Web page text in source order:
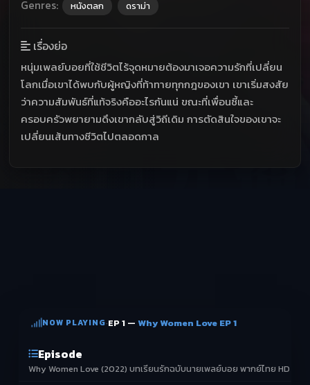
Genres: หนังตลก ดราม่า
เรื่องย่อ
หนุ่มเพลย์บอยที่ใช้ชีวิตไร้จุดหมายต้องมาเจอความรักที่เปลี่ยน
โลกเมื่อเขาได้พบกับผู้หญิงที่ท้าทายทุกกฎของเขา เขาเริ่มสงสัย
ว่าความสัมพันธ์ที่แท้จริงคืออะไรกันแน่ ขณะที่เพื่อนซี้และ
ครอบครัวพยายามดึงเขากลับสู่วิถีเดิม การตัดสินใจของเขาจะ
เปลี่ยนเส้นทางชีวิตไปตลอดกาล
NOW PLAYING·EP 1 —Why Women Love EP 1
Episode
Why Women Love (2022) บทเรียนรักฉบับนายเพลย์บอย พากย์ไทย HD